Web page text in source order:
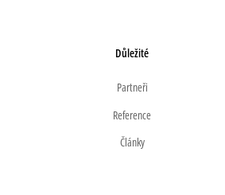
Důležité
Partneři
Reference
Články